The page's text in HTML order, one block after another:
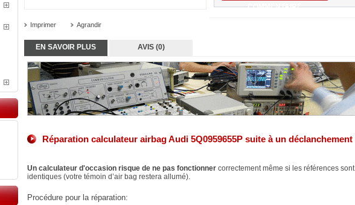
Imprimer Agrandir
COMMENTAIRE
EN SAVOIR PLUS AVIS (0)
Réparation calculateur airbag Audi 5Q0959655P suite à un déclanchement
Un calculateur d'occasion risque de ne pas fonctionner correctement même si les références sont
identiques (votre témoin d’air bag restera allumé).
Procédure pour la réparation: